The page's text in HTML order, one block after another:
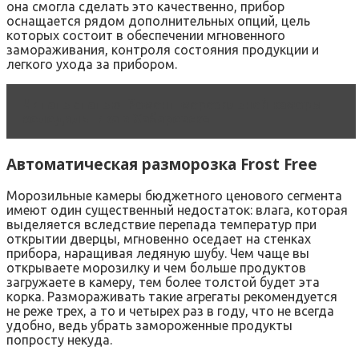
она смогла сделать это качественно, прибор
оснащается рядом дополнительных опций, цель
которых состоит в обеспечении мгновенного
замораживания, контроля состояния продукции и
легкого ухода за прибором.
Автоматическая разморозка Frost Free
Морозильные камеры бюджетного ценового сегмента
имеют один существенный недостаток: влага, которая
выделяется вследствие перепада температур при
открытии дверцы, мгновенно оседает на стенках
прибора, наращивая ледяную шубу. Чем чаще вы
открываете морозилку и чем больше продуктов
загружаете в камеру, тем более толстой будет эта
корка. Размораживать такие агрегаты рекомендуется
не реже трех, а то и четырех раз в году, что не всегда
удобно, ведь убрать замороженные продукты
попросту некуда.